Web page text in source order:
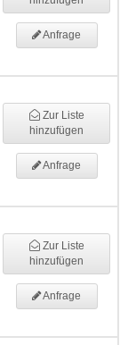
Anfrage
Zur Liste
hinzufügen
Anfrage
Zur Liste
hinzufügen
Anfrage